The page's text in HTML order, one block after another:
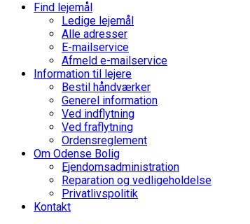
Find lejemål
Ledige lejemål
Alle adresser
E-mailservice
Afmeld e-mailservice
Information til lejere
Bestil håndværker
Generel information
Ved indflytning
Ved fraflytning
Ordensreglement
Om Odense Bolig
Ejendomsadministration
Reparation og vedligeholdelse
Privatlivspolitik
Kontakt